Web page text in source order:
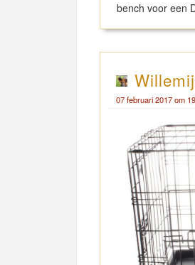
bench voor een
07 februari 2017 om